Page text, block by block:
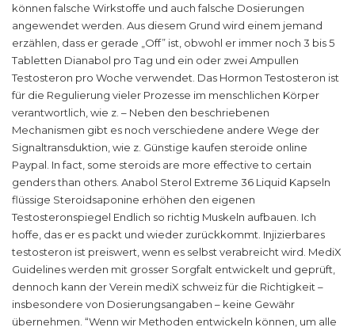
können falsche Wirkstoffe und auch falsche Dosierungen
angewendet werden. Aus diesem Grund wird einem jemand
erzählen, dass er gerade „Off” ist, obwohl er immer noch 3 bis 5
Tabletten Dianabol pro Tag und ein oder zwei Ampullen
Testosteron pro Woche verwendet. Das Hormon Testosteron ist
für die Regulierung vieler Prozesse im menschlichen Körper
verantwortlich, wie z. – Neben den beschriebenen
Mechanismen gibt es noch verschiedene andere Wege der
Signaltransduktion, wie z. Günstige kaufen steroide online
Paypal. In fact, some steroids are more effective to certain
genders than others. Anabol Sterol Extreme 36 Liquid Kapseln
flüssige Steroidsaponine erhöhen den eigenen
Testosteronspiegel Endlich so richtig Muskeln aufbauen. Ich
hoffe, das er es packt und wieder zurückkommt. Injizierbares
testosteron ist preiswert, wenn es selbst verabreicht wird. MediX
Guidelines werden mit grosser Sorgfalt entwickelt und geprüft,
dennoch kann der Verein mediX schweiz für die Richtigkeit –
insbesondere von Dosierungsangaben – keine Gewähr
übernehmen. “Wenn wir Methoden entwickeln können, um alle